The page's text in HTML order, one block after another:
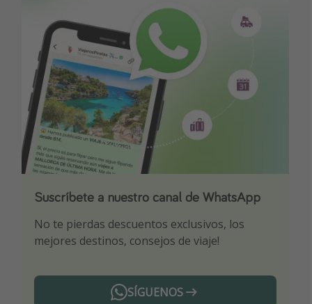
Suscríbete a nuestro canal de WhatsApp
No te pierdas descuentos exclusivos, los
mejores destinos, consejos de viaje!
SÍGUENOS
Descarga nuestra app
Sé el primero en reservar nuestros chollazos
¡Suscríbete a nuestro canal de Telegram!
¡Recibe las mejores ofertas seleccionadas para
ti por nuestros expertos en viajes
Telegram